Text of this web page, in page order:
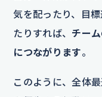
気を配ったり、目
たりすれば、 チー
につながります。
このように、全体